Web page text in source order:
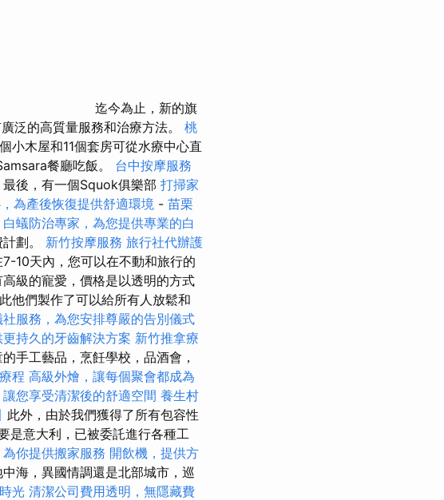
迄今為止，新的旗
泛的高質量服務和治療方法。 桃
小木屋和11個套房可從水療中心直
餐廳吃飯。 台中按摩服務
最後，有一個Squok俱樂部 打掃家
為產後恢復提供舒適環境 - 苗栗
白蟻防治專家，為您提供專業的白
劃。 新竹按摩服務 旅行社代辦護
7-10天內，您可以在不動和旅行的
級的寵愛，價格是以透明的方式
他們製作了可以給所有人放鬆和
社服務，為您安排尊嚴的告別儀式
持久的牙齒解決方案 新竹推拿療
手工藝品，烹飪學校，品酒會，
程 高級外燴，讓每個聚會都成為
您享受清潔後的舒適空間 養生村
此外，由於我們獲得了所有包容性
是意大利，已被委託進行各種工
你提供搬家服務 開飲機，提供方
海，異國情調還是北部城市，巡
光 清潔公司費用透明，無隱藏費